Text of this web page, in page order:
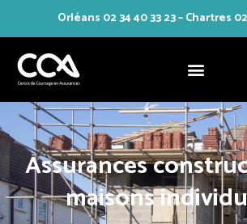
Aller
au
contenu
Orléans 02 34 40 33 23 – Chartres
Assurances
maisons